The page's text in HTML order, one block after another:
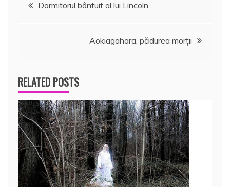
Dormitorul bântuit al lui Lincoln
Aokiagahara, pădurea morţii
RELATED POSTS